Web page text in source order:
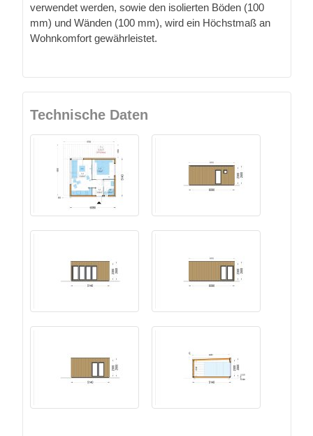
verwendet werden, sowie den isolierten Böden (100
mm) und Wänden (100 mm), wird ein Höchstmaß an
Wohnkomfort gewährleistet.
Technische Daten